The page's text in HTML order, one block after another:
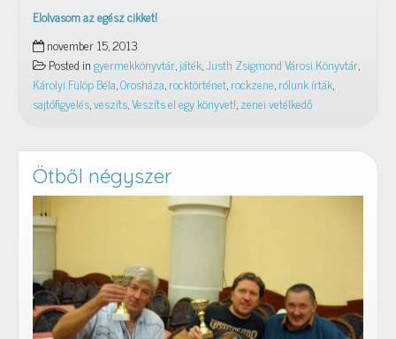
Elolvasom az egész cikket!
Rólunk
írtáknovember 15, 2013
Posted ingyermekkönyvtár,játék,Justh Zsigmond Városi Könyvtár,
Károlyi Fülöp Béla,Orosháza,rocktörténet,rockzene,rólunk írták,
sajtófigyelés,veszíts,Veszíts el egy könyvet!,zenei vetélkedő
Ötből négyszer